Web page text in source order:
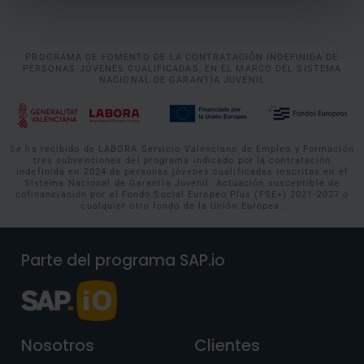
PROGRAMA DE FOMENTO DE LA CONTRATACIÓN INDEFINIDA DE
PERSONAS JÓVENES CUALIFICADAS, EN EL MARCO DEL SISTEMA
NACIONAL DE GARANTÍA JUVENIL
Se ha recibido de LABORA Servicio Valenciano de Empleo y Formación
tres subvenciones del programa indicado por la contratación
indefinida en 2024 de personas jóvenes cualificadas inscritas en el
Sistema Nacional de Garantía Juvenil. Actuación susceptible de
cofinanciación por el Fondo Social Europeo Plus (FSE+) 2021-2027 o
cualquier otro fondo de la Unión Europea.
Parte del programa SAP.io
Nosotros Clientes